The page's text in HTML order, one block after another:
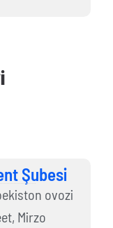
i
Şubesi
ovozi
Mirzo